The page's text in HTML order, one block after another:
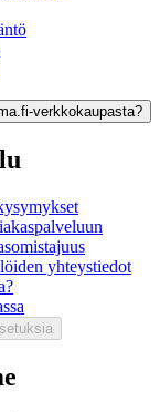
verkkokaupasta?
yhteystiedot